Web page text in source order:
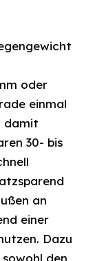
oder
einmal
damit
30- bis
an
einer
Dazu
den